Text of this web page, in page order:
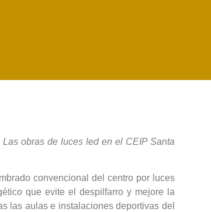
obras de luces led en el CEIP Santa
convencional del centro por luces
que evite el despilfarro y mejore la
las aulas e instalaciones deportivas del